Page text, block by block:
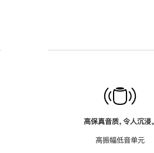
高保真音质，令人沉浸。
高振幅低音单元